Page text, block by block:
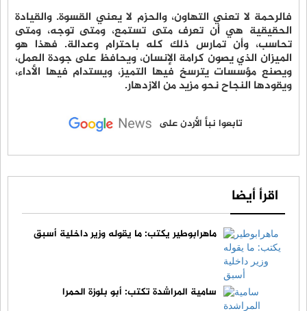
فالرحمة لا تعني التهاون، والحزم لا يعني القسوة. والقيادة
الحقيقية هي أن تعرف متى تستمع، ومتى توجه، ومتى
تحاسب، وأن تمارس ذلك كله باحترام وعدالة. فهذا هو
الميزان الذي يصون كرامة الإنسان، ويحافظ على جودة العمل،
ويصنع مؤسسات يترسخ فيها التميز، ويستدام فيها الأداء،
ويقودها النجاح نحو مزيد من الازدهار.
تابعوا نبأ الأردن على
اقرأ أيضا
ماهرابوطير يكتب: ما يقوله وزير داخلية أسبق
سامية المراشدة تكتب: أبو بلوزة الحمرا